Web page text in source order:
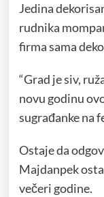
Jedina
rudnika
firma sama
“Grad je siv,
novu godinu
sugrađanke na
Ostaje da
Majdanpek
večeri godine.